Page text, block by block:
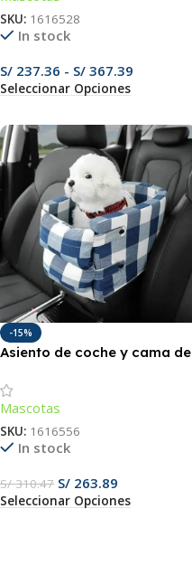
SKU: 1616528
In stock
S/ 237.36 - S/ 367.39
Seleccionar Opciones
-15%
Asiento de coche y cama de
perros.
Mascotas
SKU: 1616556
In stock
S/310.47 S/ 263.89
Seleccionar Opciones